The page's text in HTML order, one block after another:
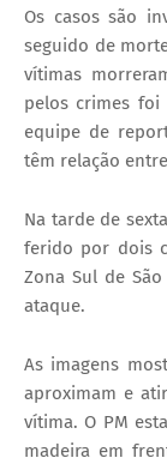
Os casos são
seguido de
vítimas
pelos crimes foi
equipe de
têm relação
Na tarde de
ferido por dois
Zona Sul de
ataque.
As imagens
aproximam e
vítima. O PM
madeira em